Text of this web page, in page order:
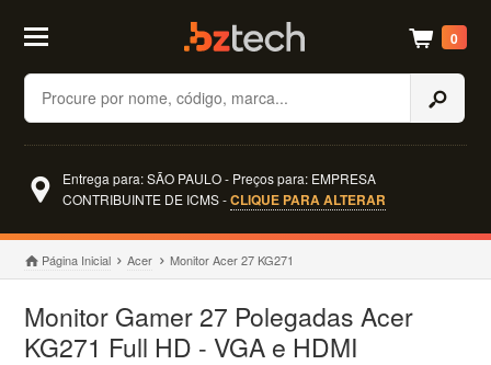
Buscar
0
Entrega para: SÃO PAULO - Preços para: EMPRESA
CONTRIBUINTE DE ICMS -CLIQUE PARA ALTERAR
Página Inicial Acer Monitor Acer 27 KG271
Monitor Gamer 27 Polegadas Acer
KG271 Full HD - VGA e HDMI